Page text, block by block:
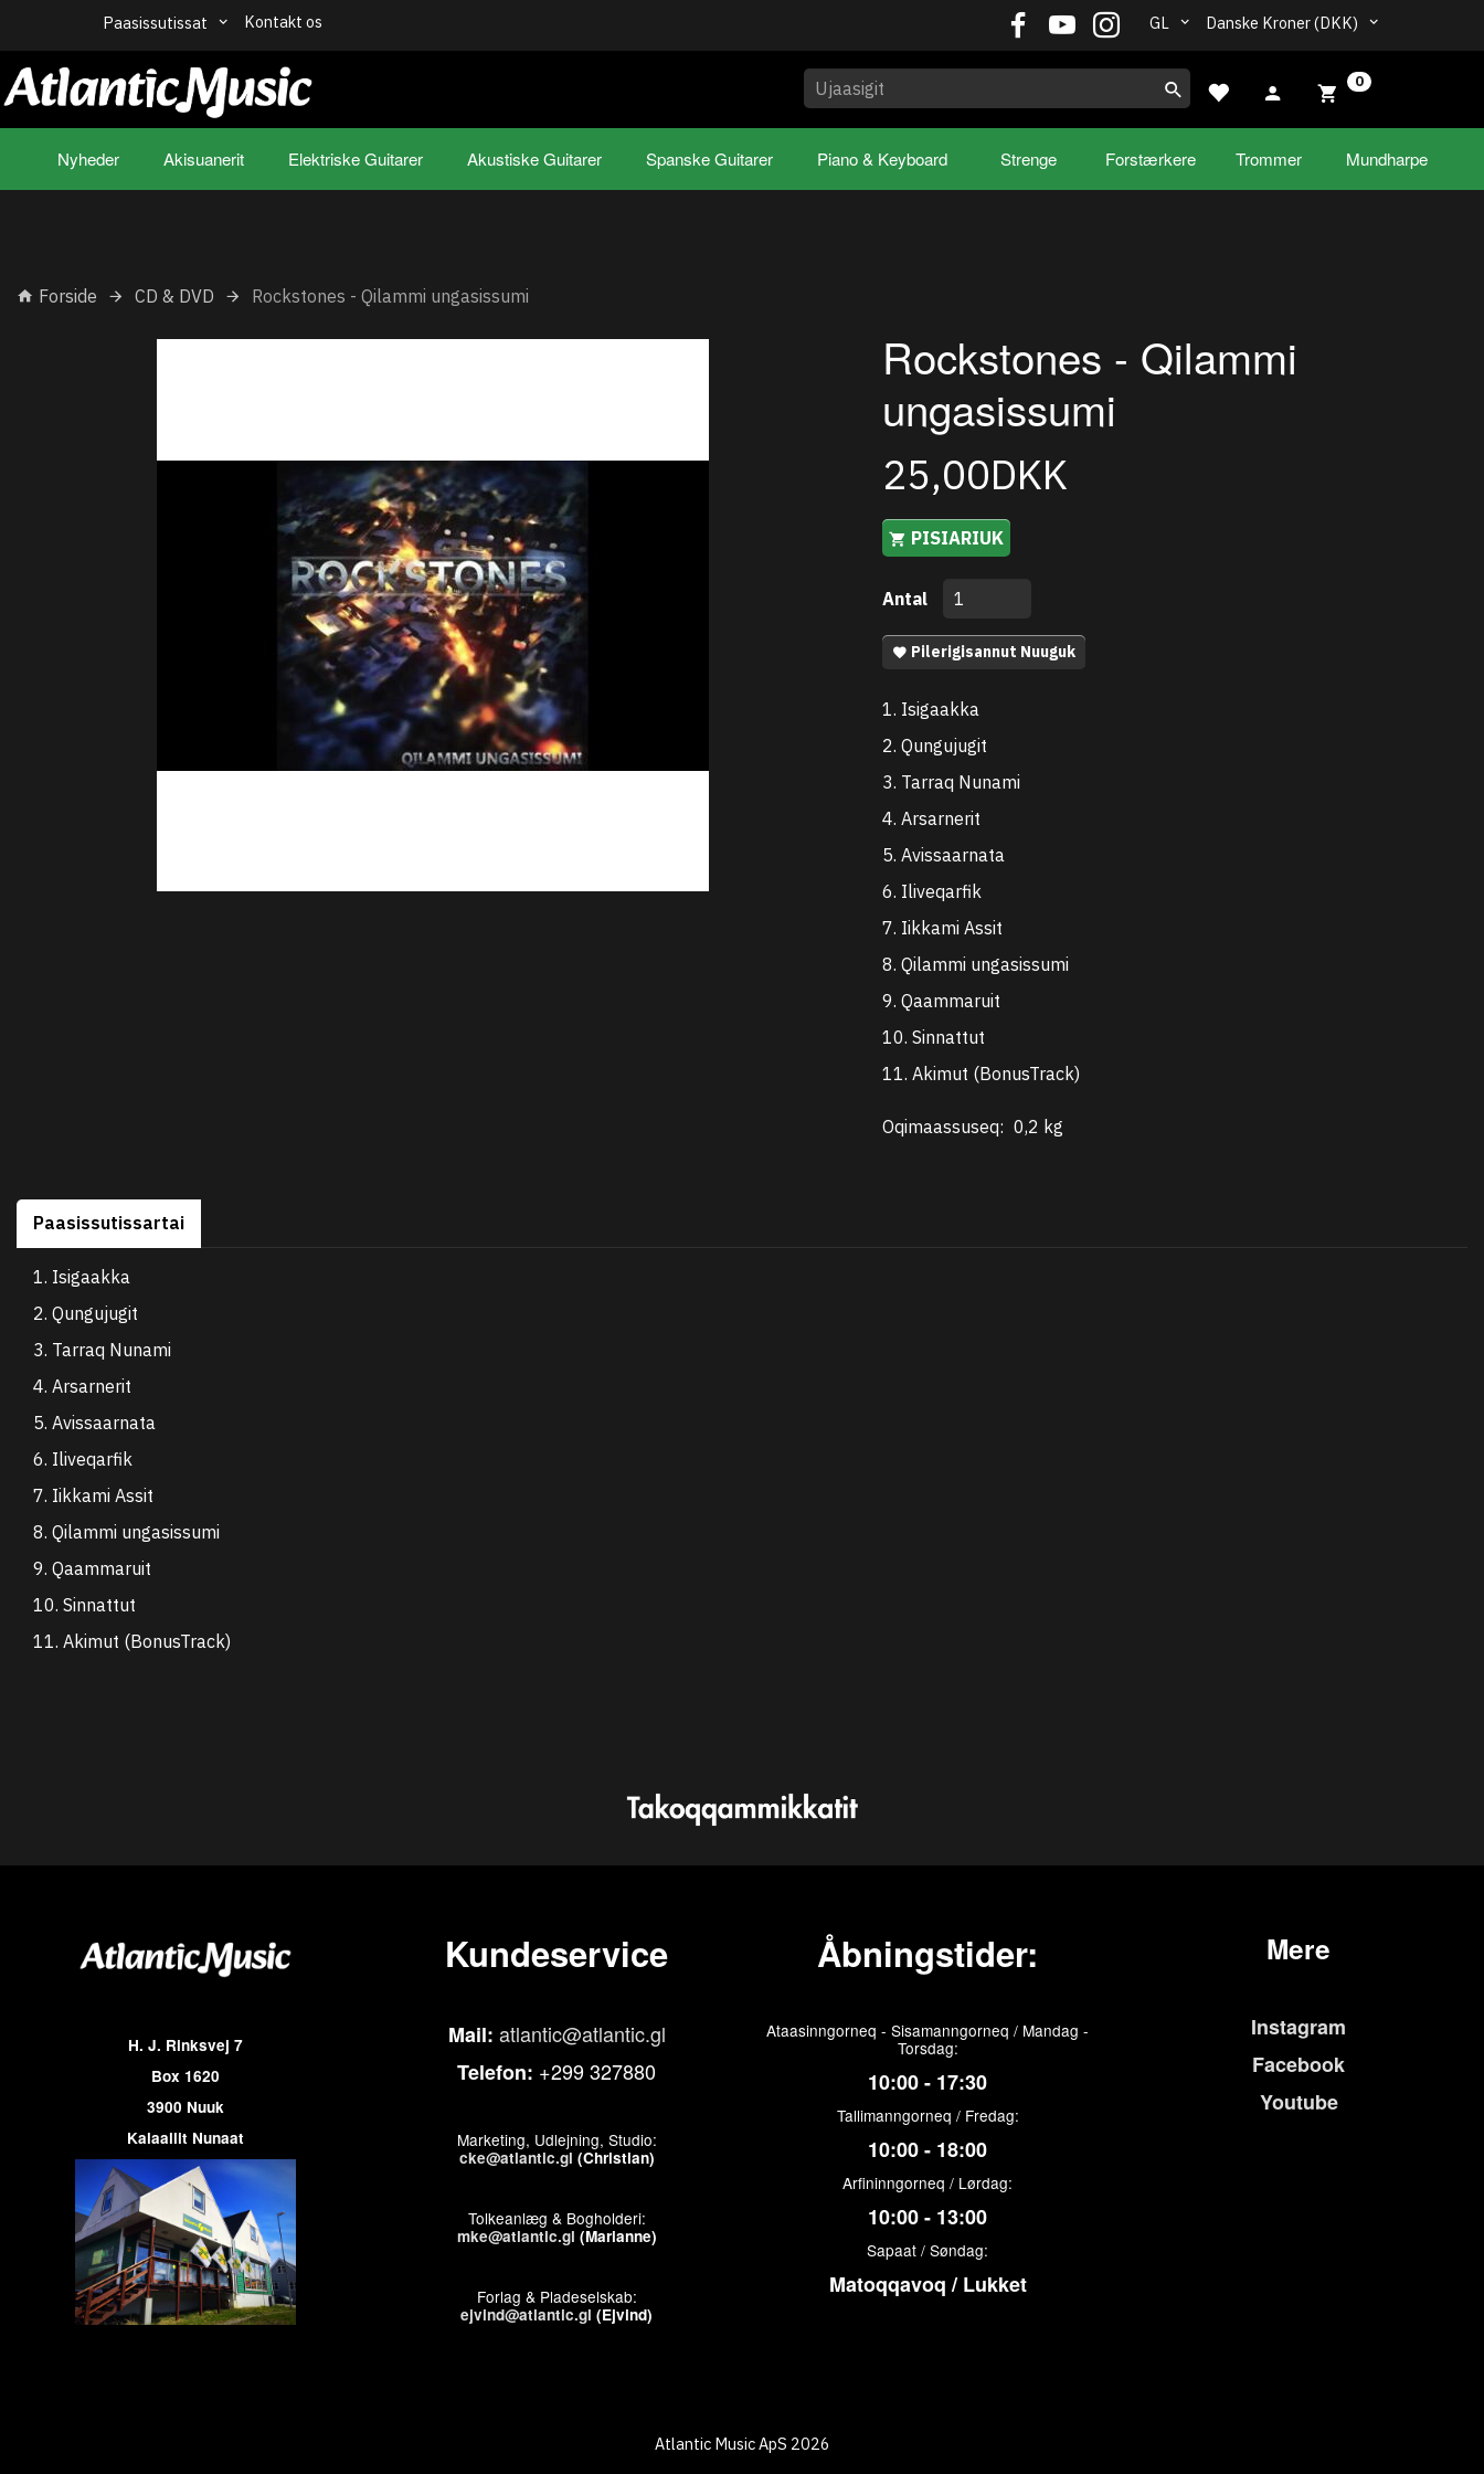
Danske Kroner (DKK)
GL
Paasissutissat Kontakt os
0
Nyheder Akisuanerit Elektriske Guitarer Akustiske Guitarer Spanske Guitarer Piano & Keyboard Strenge Forstærkere Trommer Mundharpe
Forside CD & DVD Rockstones - Qilammi ungasissumi
Rockstones - Qilammi
ungasissumi
25,00DKK
PISIARIUK
Antal
Pilerigisannut Nuuguk
1. Isigaakka
2. Qungujugit
3. Tarraq Nunami
4. Arsarnerit
5. Avissaarnata
6. Iliveqarfik
7. Iikkami Assit
8. Qilammi ungasissumi
9. Qaammaruit
10. Sinnattut
11. Akimut (BonusTrack)
Oqimaassuseq: 0,2 kg
Paasissutissartai
1. Isigaakka
2. Qungujugit
3. Tarraq Nunami
4. Arsarnerit
5. Avissaarnata
6. Iliveqarfik
7. Iikkami Assit
8. Qilammi ungasissumi
9. Qaammaruit
10. Sinnattut
11. Akimut (BonusTrack)
H. J. Rinksvej 7
Box 1620
3900 Nuuk
Kalaallit Nunaat
Kundeservice
Mail: atlantic@atlantic.gl
Telefon: +299 327880
Marketing, Udlejning, Studio:
cke@atlantic.gl (Christian)
Tolkeanlæg & Bogholderi:
mke@atlantic.gl (Marianne)
Forlag & Pladeselskab:
ejvind@atlantic.gl (Ejvind)
Åbningstider:
Ataasinngorneq - Sisamanngorneq / Mandag -
Torsdag:
10:00 - 17:30
Tallimanngorneq / Fredag:
10:00 - 18:00
Arfininngorneq / Lørdag:
10:00 - 13:00
Sapaat / Søndag:
Matoqqavoq / Lukket
Mere
Instagram
Facebook
Youtube
Atlantic Music ApS 2026